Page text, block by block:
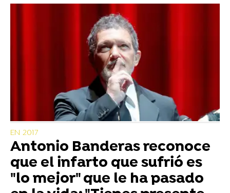
EN 2017
Antonio Banderas reconoce
que el infarto que sufrió es
"lo mejor" que le ha pasado